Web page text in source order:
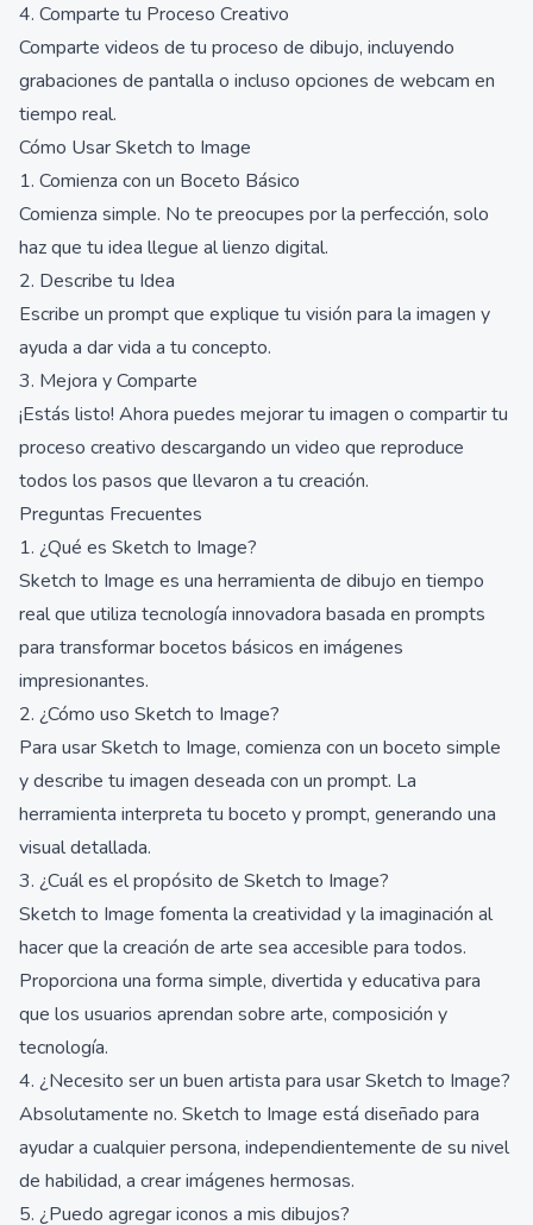
4. Comparte tu Proceso Creativo
Comparte videos de tu proceso de dibujo, incluyendo
grabaciones de pantalla o incluso opciones de webcam en
tiempo real.
Cómo Usar Sketch to Image
1. Comienza con un Boceto Básico
Comienza simple. No te preocupes por la perfección, solo
haz que tu idea llegue al lienzo digital.
2. Describe tu Idea
Escribe un prompt que explique tu visión para la imagen y
ayuda a dar vida a tu concepto.
3. Mejora y Comparte
¡Estás listo! Ahora puedes mejorar tu imagen o compartir tu
proceso creativo descargando un video que reproduce
todos los pasos que llevaron a tu creación.
Preguntas Frecuentes
1. ¿Qué es Sketch to Image?
Sketch to Image es una herramienta de dibujo en tiempo
real que utiliza tecnología innovadora basada en prompts
para transformar bocetos básicos en imágenes
impresionantes.
2. ¿Cómo uso Sketch to Image?
Para usar Sketch to Image, comienza con un boceto simple
y describe tu imagen deseada con un prompt. La
herramienta interpreta tu boceto y prompt, generando una
visual detallada.
3. ¿Cuál es el propósito de Sketch to Image?
Sketch to Image fomenta la creatividad y la imaginación al
hacer que la creación de arte sea accesible para todos.
Proporciona una forma simple, divertida y educativa para
que los usuarios aprendan sobre arte, composición y
tecnología.
4. ¿Necesito ser un buen artista para usar Sketch to Image?
Absolutamente no. Sketch to Image está diseñado para
ayudar a cualquier persona, independientemente de su nivel
de habilidad, a crear imágenes hermosas.
5. ¿Puedo agregar iconos a mis dibujos?